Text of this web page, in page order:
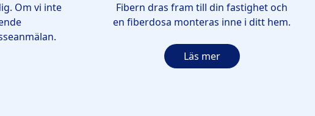
Om vi inte
Fibern dras fram till din fastighet och
en fiberdosa monteras inne i ditt hem.
Läs mer